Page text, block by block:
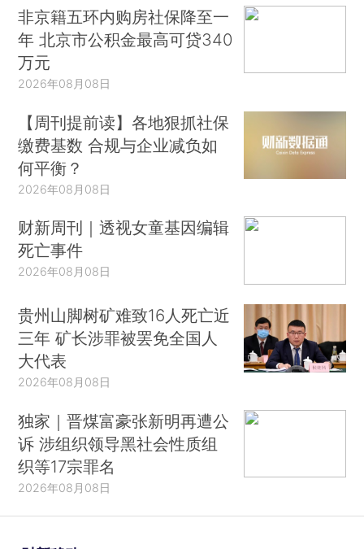
非京籍五环内购房社保降至一
年 北京市公积金最高可贷340
万元
2026年08月08日
【周刊提前读】各地狠抓社保
缴费基数 合规与企业减负如
何平衡？
2026年08月08日
财新周刊｜透视女童基因编辑
死亡事件
2026年08月08日
贵州山脚树矿难致16人死亡近
三年 矿长涉罪被罢免全国人
大代表
2026年08月08日
独家｜晋煤富豪张新明再遭公
诉 涉组织领导黑社会性质组
织等17宗罪名
2026年08月08日